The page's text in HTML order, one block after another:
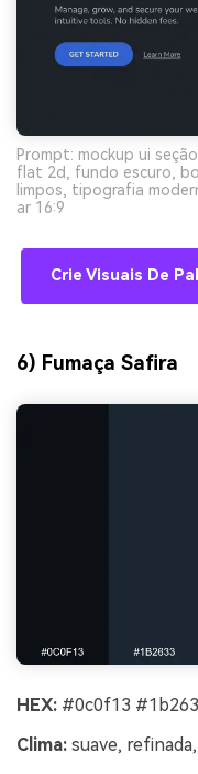
Prompt: mockup ui
flat 2d, fundo escuro,
limpos, tipografia
ar 16:9
Crie Visuais De
6) Fumaça Safira
HEX: #0c0f13
Clima: suave,